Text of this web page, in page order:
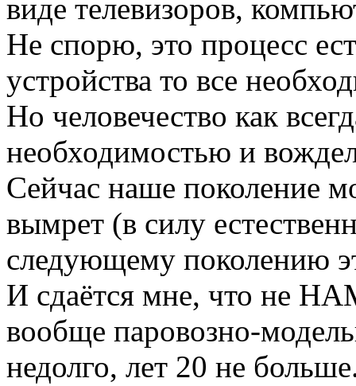
виде телевизоров,
Не спорю, это процесс
устройства то все
Но человечество как
необходимостью и
Сейчас наше поколение
вымрет (в силу
следующему поколению
И сдаётся мне, что не
вообще паровозно-
недолго, лет 20 не